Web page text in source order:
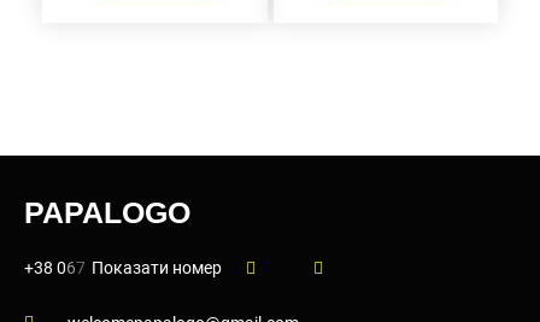
PAPALOGO
+38 067 Показати номер